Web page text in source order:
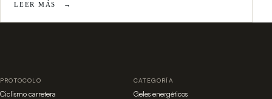
LEER MÁS →
PROTOCOLO
Ciclismo carretera
CATEGORÍA
Geles energéticos